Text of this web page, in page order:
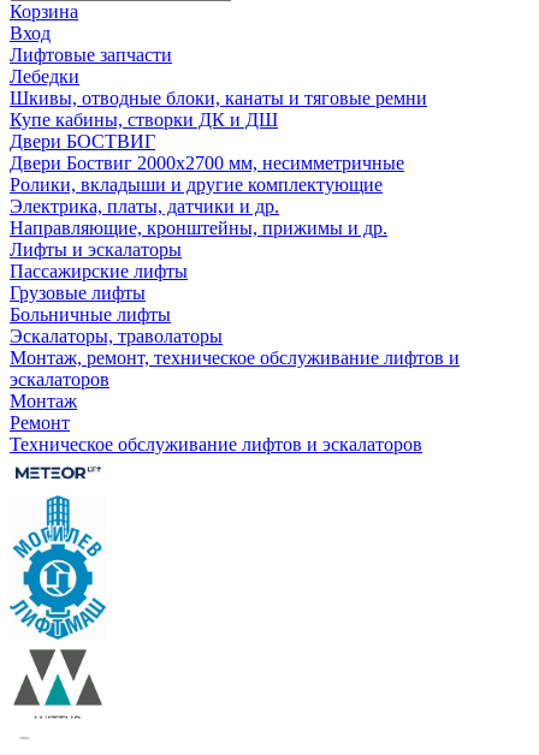
Корзина
Вход
Лифтовые запчасти
Лебедки
Шкивы, отводные блоки, канаты и тяговые ремни
Купе кабины, створки ДК и ДШ
Двери БОСТВИГ
Двери Боствиг 2000х2700 мм, несимметричные
Ролики, вкладыши и другие комплектующие
Электрика, платы, датчики и др.
Направляющие, кронштейны, прижимы и др.
Лифты и эскалаторы
Пассажирские лифты
Грузовые лифты
Больничные лифты
Эскалаторы, траволаторы
Монтаж, ремонт, техническое обслуживание лифтов и
эскалаторов
Монтаж
Ремонт
Техническое обслуживание лифтов и эскалаторов